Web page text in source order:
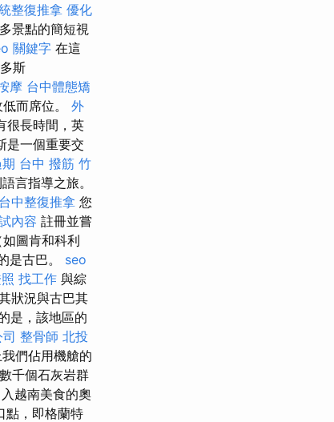
整復推拿 優化
景點的簡短視
關鍵字 在這
斯
摩 台中體態矯
而席位。 外
很長時間，英
是一個重要交
台中 撥筋 竹
言指導之旅。
台中整復推拿 您
內容 註冊並嘗
圖肯和科利
是古巴。 seo
找工作 與綜
狀況與古巴其
是，該地區的
整骨師 北投
們佔用機艙的
千個石灰岩群
越南美食的奧
點，即格蘭特